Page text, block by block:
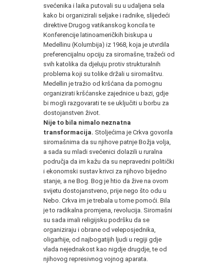
svećenika i laika putovali su u udaljena sela
kako bi organizirali seljake i radnike, slijedeći
direktive Drugog vatikanskog koncila te
Konferencije latinoameričkih biskupa u
Medellinu (Kolumbija) iz 1968, koja je utvrdila
preferencijalnu opciju za siromašne, tražeći od
svih katolika da djeluju protiv strukturalnih
problema koji su tolike držali u siromaštvu.
Medellin je tražio od kršćana da pomognu
organizirati kršćanske zajednice u bazi, gdje
bi mogli razgovarati te se uključiti u borbu za
dostojanstven život.
Nije to bila nimalo neznatna
transformacija. Stoljećima je Crkva govorila
siromašnima da su njihove patnje Božja volja,
a sada su mladi svećenici dolazili u ruralna
područja da im kažu da su nepravedni politički
i ekonomski sustav krivci za njihovo bijedno
stanje, a ne Bog. Bog je htio da žive na ovom
svijetu dostojanstveno, prije nego što odu u
Nebo. Crkva im je trebala u tome pomoći. Bila
je to radikalna promjena, revolucija. Siromašni
su sada imali religijsku podršku da se
organiziraju i obrane od veleposjednika,
oligarhije, od najbogatijih ljudi u regiji gdje
vlada nejednakost kao nigdje drugdje, te od
njihovog represivnog vojnog aparata.